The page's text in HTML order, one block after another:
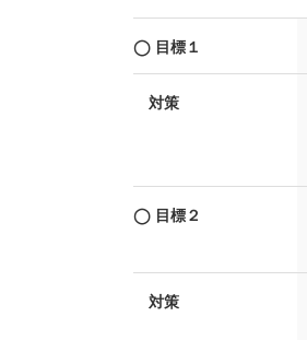
◯ 目標１
対策
◯ 目標２
対策